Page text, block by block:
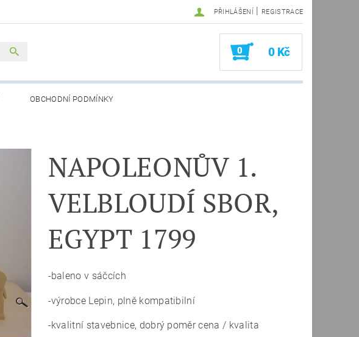
PŘIHLÁŠENÍ | REGISTRACE
0 0 Kč
OBCHODNÍ PODMÍNKY
NAPOLEONŮV 1.
VELBLOUDÍ SBOR,
EGYPT 1799
-baleno v sáčcích
-výrobce Lepin, plně kompatibilní
-kvalitní stavebnice, dobrý poměr cena / kvalita